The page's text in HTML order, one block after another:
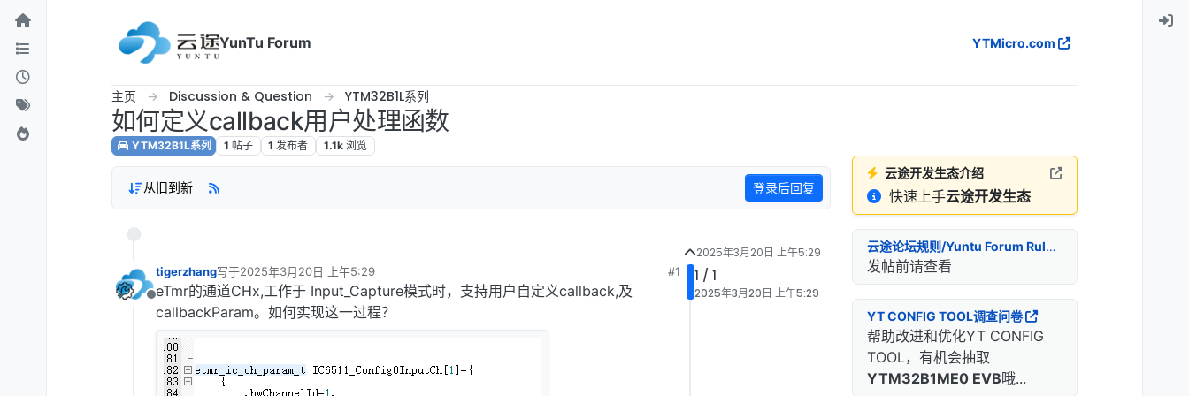
跳转至内容
YunTu Forum
YTMicro.com
主页 Discussion & Question YTM32B1L系列
如何定义callback用户处理函数
YTM32B1L系列 1 帖子 1 发布者 1.1k 浏览
从旧到新 登录后回复
离线
tigerzhang写于2025年3月20日 上午5:29
最后由 编辑
#1
eTmr的通道CHx,工作于 Input_Capture模式时，支持用户自定义callback,及
callbackParam。如何实现这一过程？
2025年3月20日 上午5:29
1 / 1
2025年3月20日 上午5:29
云途开发生态介绍
快速上手云途开发生态
云途论坛规则/Yuntu Forum Rules
发帖前请查看
YT CONFIG TOOL调查问卷
帮助改进和优化YT CONFIG
TOOL，有机会抽取
YTM32B1ME0 EVB哦...